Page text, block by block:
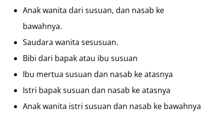
Anak wanita dari susuan, dan nasab ke
bawahnya.
Saudara wanita sesusuan.
Bibi dari bapak atau ibu susuan
Ibu mertua susuan dan nasab ke atasnya
Istri bapak susuan dan nasab ke atasnya
Anak wanita istri susuan dan nasab ke bawahnya